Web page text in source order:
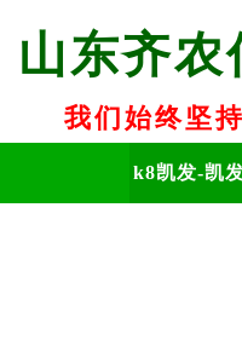
山东齐
我们始终坚
k8凯发-凯